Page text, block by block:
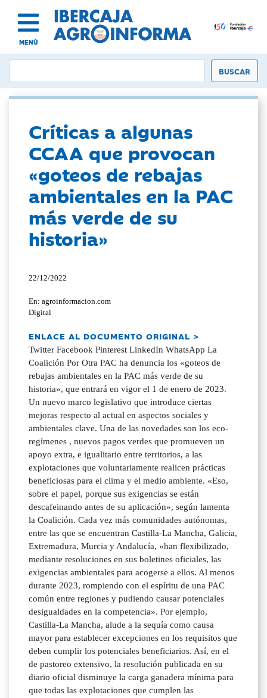
MENÚ
Críticas a algunas
CCAA que provocan
«goteos de rebajas
ambientales en la PAC
más verde de su
historia»
22/12/2022
En: agroinformacion.com
Digital
ENLACE AL DOCUMENTO ORIGINAL >
Twitter Facebook Pinterest LinkedIn WhatsApp La
Coalición Por Otra PAC ha denuncia los «goteos de
rebajas ambientales en la PAC más verde de su
historia», que entrará en vigor el 1 de enero de 2023.
Un nuevo marco legislativo que introduce ciertas
mejoras respecto al actual en aspectos sociales y
ambientales clave. Una de las novedades son los eco-
regímenes , nuevos pagos verdes que promueven un
apoyo extra, e igualitario entre territorios, a las
explotaciones que voluntariamente realicen prácticas
beneficiosas para el clima y el medio ambiente. «Eso,
sobre el papel, porque sus exigencias se están
descafeinando antes de su aplicación», según lamenta
la Coalición. Cada vez más comunidades autónomas,
entre las que se encuentran Castilla-La Mancha, Galicia,
Extremadura, Murcia y Andalucía, «han flexibilizado,
mediante resoluciones en sus boletines oficiales, las
exigencias ambientales para acogerse a ellos. Al menos
durante 2023, rompiendo con el espíritu de una PAC
común entre regiones y pudiendo causar potenciales
desigualdades en la competencia». Por ejemplo,
Castilla-La Mancha, alude a la sequía como causa
mayor para establecer excepciones en los requisitos que
deben cumplir los potenciales beneficiarios. Así, en el
de pastoreo extensivo, la resolución publicada en su
diario oficial disminuye la carga ganadera mínima para
que todas las explotaciones que cumplen las